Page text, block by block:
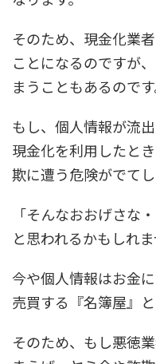
そのため、現金化業
ことになるのですが
まうこともあるのです
もし、個人情報が流
現金化を利用したと
欺に遭う危険がでてし
「そんなおおげさな・
と思われるかもしれ
今や個人情報はお金
売買する 『名簿屋』
そのため、もし悪徳